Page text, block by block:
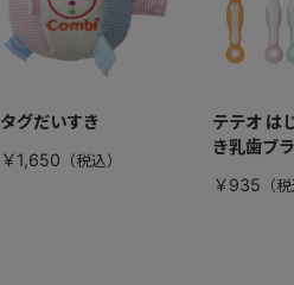
タグだいすき
￥1,650
テテオ は
き乳歯ブ
￥935